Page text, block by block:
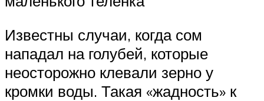
Известны случаи, когда сом
нападал на голубей, которые
неосторожно клевали зерно у
кромки воды. Такая «жадность» к